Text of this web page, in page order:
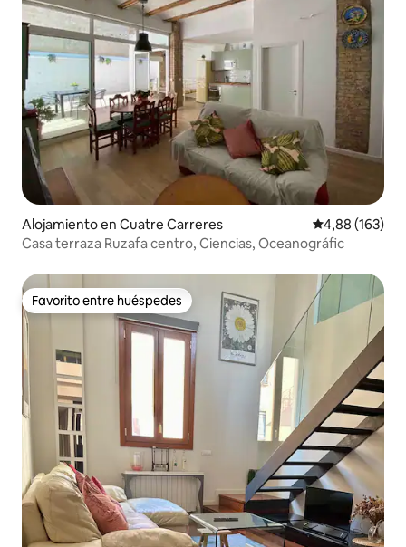
Alojamiento en Cuatre Carreres Calificación
4,88 (163)
Casa terraza Ruzafa centro, Ciencias, Oceanográfic
Favorito entre huéspedes
Favorito entre huéspedes